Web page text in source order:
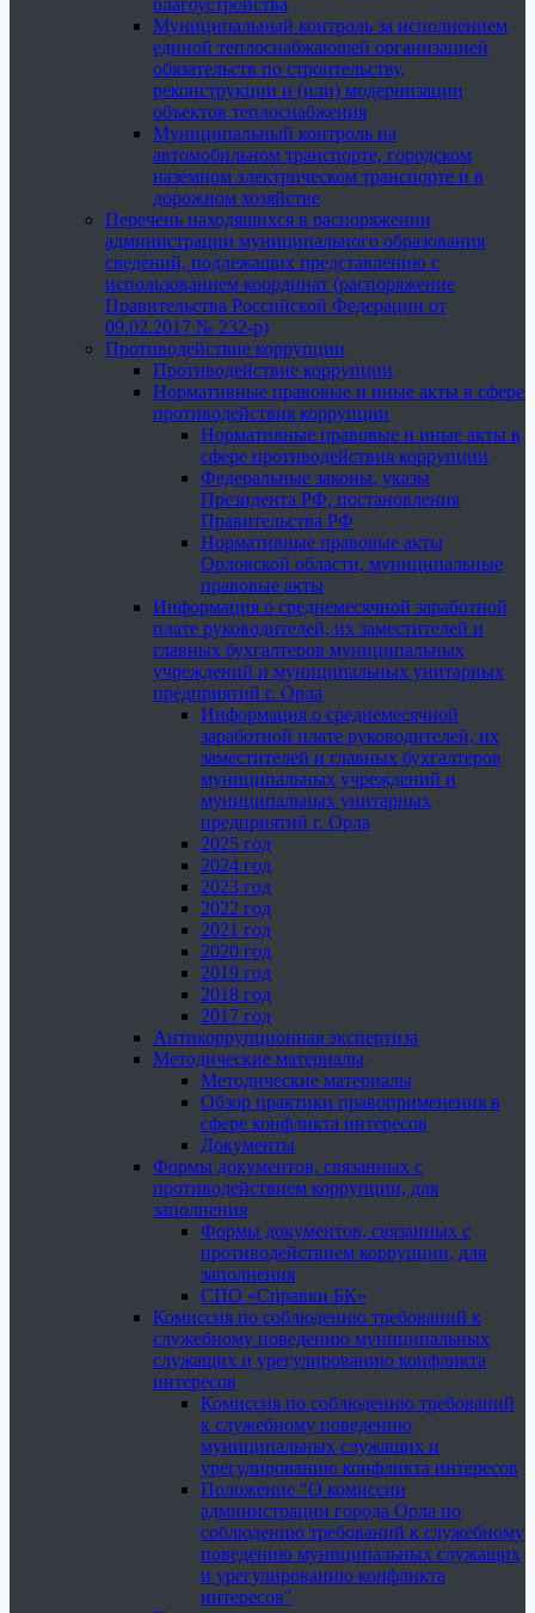
благоустройства
Муниципальный контроль за исполнением
единой теплоснабжающей организацией
обязательств по строительству,
реконструкции и (или) модернизации
объектов теплоснабжения
Муниципальный контроль на
автомобильном транспорте, городском
наземном электрическом транспорте и в
дорожном хозяйстве
Перечень находящихся в распоряжении
администрации муниципального образования
сведений, подлежащих представлению с
использованием координат (распоряжение
Правительства Российской Федерации от
09.02.2017 № 232-р)
Противодействие коррупции
Противодействие коррупции
Нормативные правовые и иные акты в сфере
противодействия коррупции
Нормативные правовые и иные акты в
сфере противодействия коррупции
Федеральные законы, указы
Президента РФ, постановления
Правительства РФ
Нормативные правовые акты
Орловской области, муниципальные
правовые акты
Информация о среднемесячной заработной
плате руководителей, их заместителей и
главных бухгалтеров муниципальных
учреждений и муниципальных унитарных
предприятий г. Орла
Информация о среднемесячной
заработной плате руководителей, их
заместителей и главных бухгалтеров
муниципальных учреждений и
муниципальных унитарных
предприятий г. Орла
2025 год
2024 год
2023 год
2022 год
2021 год
2020 год
2019 год
2018 год
2017 год
Антикоррупционная экспертиза
Методические материалы
Методические материалы
Обзор практики правоприменения в
сфере конфликта интересов
Документы
Формы документов, связанных с
противодействием коррупции, для
заполнения
Формы документов, связанных с
противодействием коррупции, для
заполнения
СПО «Справки БК»
Комиссия по соблюдению требований к
служебному поведению муниципальных
служащих и урегулированию конфликта
интересов
Комиссия по соблюдению требований
к служебному поведению
муниципальных служащих и
урегулированию конфликта интересов
Положение "О комиссии
администрации города Орла по
соблюдению требований к служебному
поведению муниципальных служащих
и урегулированию конфликта
интересов"